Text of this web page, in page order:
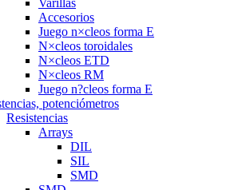
Accesorios
Juego n×cleos forma E
N×cleos toroidales
N×cleos ETD
N×cleos RM
Juego n?cleos forma E
potenciómetros
Resistencias
Arrays
DIL
SIL
SMD